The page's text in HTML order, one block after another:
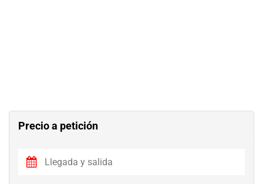
Precio a petición